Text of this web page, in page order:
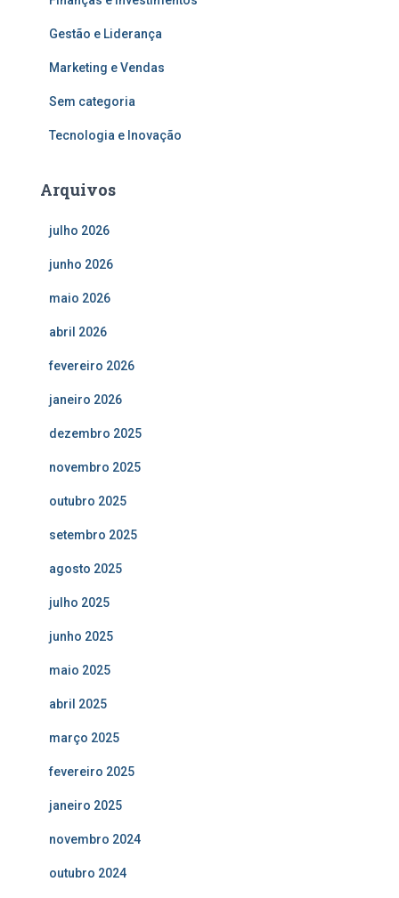
Gestão e Liderança
Marketing e Vendas
Sem categoria
Tecnologia e Inovação
Arquivos
julho 2026
junho 2026
maio 2026
abril 2026
fevereiro 2026
janeiro 2026
dezembro 2025
novembro 2025
outubro 2025
setembro 2025
agosto 2025
julho 2025
junho 2025
maio 2025
abril 2025
março 2025
fevereiro 2025
janeiro 2025
novembro 2024
outubro 2024